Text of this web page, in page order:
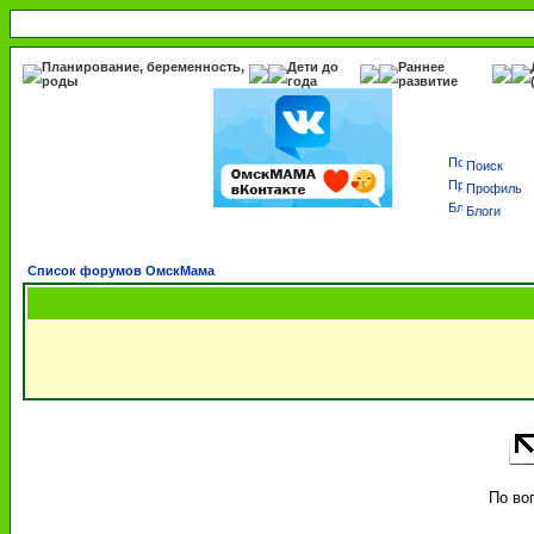
Планирование, беременность,
роды
Дети до
года
Раннее
развитие
Поиск
Профиль
Блоги
Список форумов ОмскМама
По